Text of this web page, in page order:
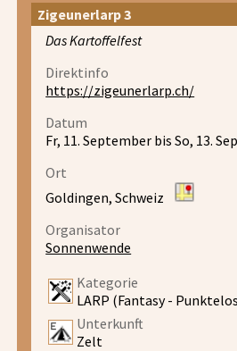
Zigeunerlarp 3
Das Kartoffelfest
Direktinfo
https://zigeunerlarp.ch/
Datum
Fr, 11. September bis So, 13.
Ort
Goldingen, Schweiz
Organisator
Sonnenwende
Kategorie
LARP (Fantasy -
Unterkunft
Zelt